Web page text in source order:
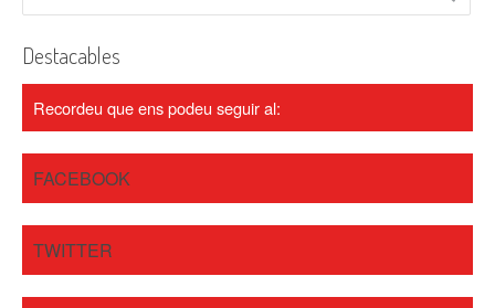
Destacables
Recordeu que ens podeu seguir al:
FACEBOOK
TWITTER